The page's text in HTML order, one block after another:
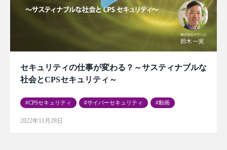
セキュリティの仕事が変わる？～サスティナブルな
社会とCPSセキュリティ～
CPSセキュリティ サイバーセキュリティ 動画
2022年11月28日